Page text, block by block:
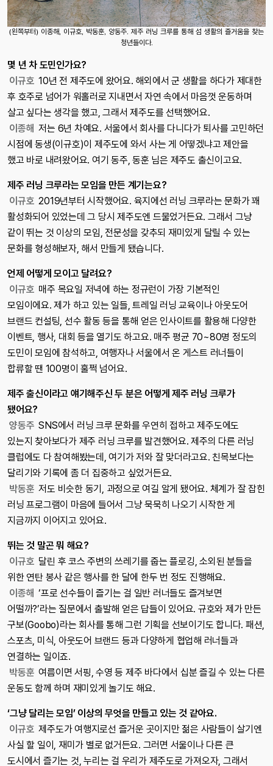
(왼쪽부터) 이종해, 이규호, 박동훈, 양동주. 제주 러닝 크루를 통해 섬 생활의 즐거움을 찾는
청년들이다.
몇 년 차 도민인가요?
이규호 10년 전 제주도에 왔어요. 해외에서 군 생활을 하다가 제대한
후 호주로 넘어가 워홀러로 지내면서 자연 속에서 마음껏 운동하며
살고 싶다는 생각을 했고, 그래서 제주도를 선택했어요.
이종해 저는 6년 차예요. 서울에서 회사를 다니다가 퇴사를 고민하던
시점에 동생(이규호)이 제주도에 와서 사는 게 어떻겠냐고 제안을
했고 바로 내려왔어요. 여기 동주, 동훈 님은 제주도 출신이고요.
제주 러닝 크루라는 모임을 만든 계기는요?
이규호 2019년부터 시작했어요. 육지에선 러닝 크루라는 문화가 꽤
활성화되어 있었는데 그 당시 제주도엔 드물었거든요. 그래서 그냥
같이 뛰는 것 이상의 모임, 전문성을 갖추되 재미있게 달릴 수 있는
문화를 형성해보자, 해서 만들게 됐습니다.
언제 어떻게 모이고 달려요?
이규호 매주 목요일 저녁에 하는 정규런이 가장 기본적인
모임이에요. 제가 하고 있는 일들, 트레일 러닝 교육이나 아웃도어
브랜드 컨설팅, 선수 활동 등을 통해 얻은 인사이트를 활용해 다양한
이벤트, 행사, 대회 등을 열기도 하고요. 매주 평균 70~80명 정도의
도민이 모임에 참석하고, 여행자나 서울에서 온 게스트 러너들이
합류할 땐 100명이 훌쩍 넘어요.
제주 출신이라고 얘기해주신 두 분은 어떻게 제주 러닝 크루가
됐어요?
양동주 SNS에서 러닝 크루 문화를 우연히 접하고 제주도에도
있는지 찾아보다가 제주 러닝 크루를 발견했어요. 제주의 다른 러닝
클럽에도 다 참여해봤는데, 여기가 저와 잘 맞더라고요. 친목보다는
달리기와 기록에 좀 더 집중하고 싶었거든요.
박동훈 저도 비슷한 동기, 과정으로 여길 알게 됐어요. 체계가 잘 잡힌
러닝 프로그램이 마음에 들어서 그냥 묵묵히 나오기 시작한 게
지금까지 이어지고 있어요.
뛰는 것 말곤 뭐 해요?
이규호 달린 후 코스 주변의 쓰레기를 줍는 플로깅, 소외된 분들을
위한 연탄 봉사 같은 행사를 한 달에 한두 번 정도 진행해요.
이종해 ‘프로 선수들이 즐기는 걸 일반 러너들도 즐겨보면
어떨까?’라는 질문에서 출발해 얻은 답들이 있어요. 규호와 제가 만든
구보(Goobo)라는 회사를 통해 그런 기획을 선보이기도 합니다. 패션,
스포츠, 미식, 아웃도어 브랜드 등과 다양하게 협업해 러너들과
연결하는 일이죠.
박동훈 여름이면 서핑, 수영 등 제주 바다에서 십분 즐길 수 있는 다른
운동도 함께 하며 재미있게 놀기도 해요.
‘그냥 달리는 모임’ 이상의 무엇을 만들고 있는 것 같아요.
이규호 제주도가 여행지로선 즐거운 곳이지만 젊은 사람들이 살기엔
사실 할 일이, 재미가 별로 없거든요. 그러면 서울이나 다른 큰
도시에서 즐기는 것, 누리는 걸 우리가 제주도로 가져오자, 그래서